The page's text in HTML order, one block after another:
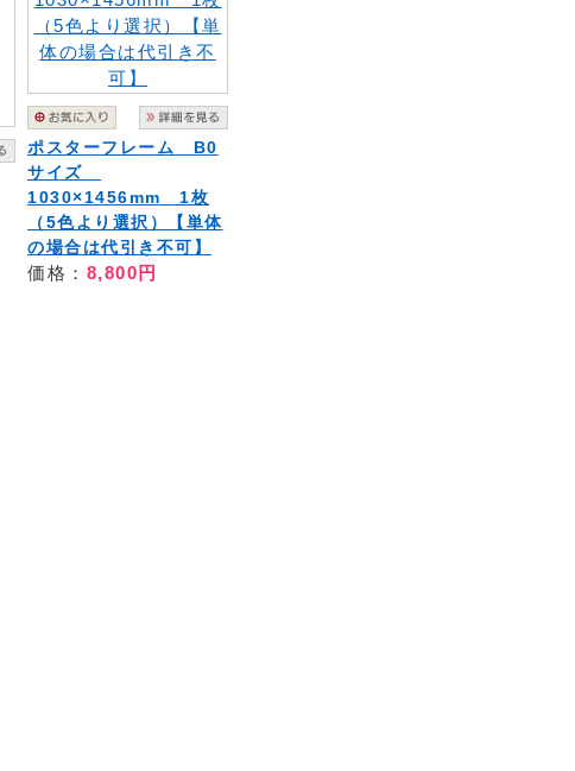
ポスターフレーム B0
サイズ
1030×1456mm 1枚
（5色より選択）【単体
の場合は代引き不可】
価格： 8,800円